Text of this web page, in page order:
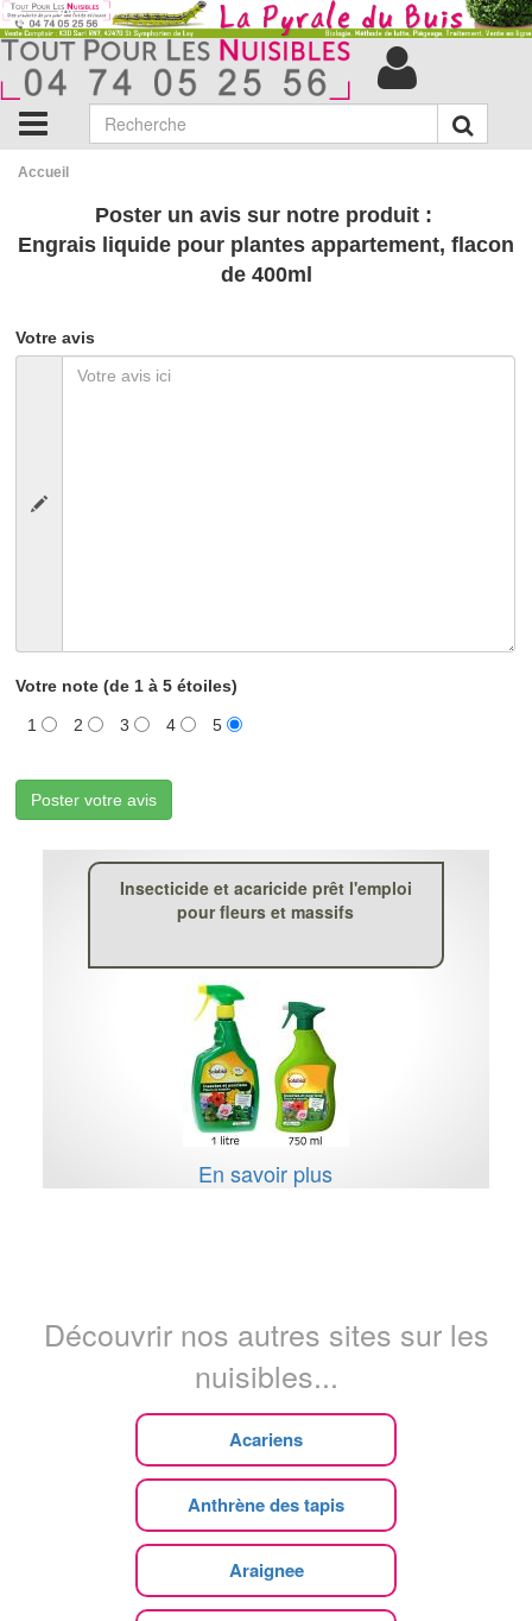
Accueil
Poster un avis sur notre produit :
Engrais liquide pour plantes appartement, flacon
de 400ml
Votre avis
Votre note (de 1 à 5 étoiles)
1 2 3 4 5
Poster votre avis
Insecticide et acaricide prêt l'emploi
pour fleurs et massifs
En savoir plus
Découvrir nos autres sites sur les
nuisibles...
Acariens
Anthrène des tapis
Araignee